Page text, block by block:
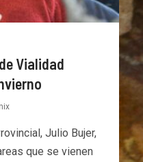
Vialidad
Julio Bujer,
que se vienen